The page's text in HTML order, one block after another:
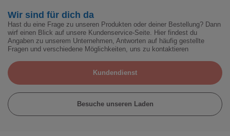
Wir sind für dich da
Hast du eine Frage zu unseren Produkten oder deiner Bestellung? Dann
wirf einen Blick auf unsere Kundenservice-Seite. Hier findest du
Angaben zu unserem Unternehmen, Antworten auf häufig gestellte
Fragen und verschiedene Möglichkeiten, uns zu kontaktieren
Kundendienst
Besuche unseren Laden